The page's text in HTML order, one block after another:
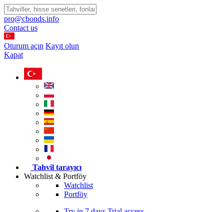
pro@cbonds.info
Contact us
Oturum açın Kayıt olun
Kapat
Tahvil tarayıcı
Watchlist & Portföy
Watchlist
Portföy